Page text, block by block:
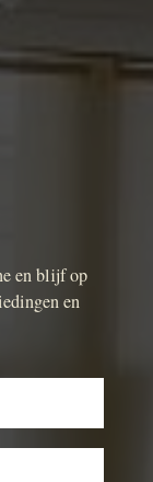
en blijf op
en